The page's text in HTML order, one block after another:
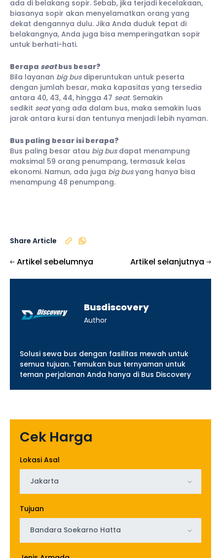
ada di belakang sopir. Sebab, jika terjadi kecelakaan,
biasanya sopir akan menyelamatkan orang yang
dekat dengannya dulu. Jika Anda duduk tepat di
belakangnya, Anda juga bisa memperingatkan sopir
untuk berhati-hati.
Berapa seatbus besar?
Bila layanan big busdiperuntukan untuk peserta
dengan jumlah besar, maka kapasitas yang tersedia
antara 40, 43, 44, hingga 47 seat. Semakin
sedikit seatyang ada dalam bus, maka semakin luas
jarak antara kursi dan tentunya menjadi lebih nyaman.
Bus paling besar isi berapa?
Bus paling besar atau big busdapat menampung
maksimal 59 orang penumpang, termasuk kelas
ekonomi. Namun, ada juga big busyang hanya bisa
menampung 48 penumpang.
Share Article
Artikel sebelumnya Artikel selanjutnya
Busdiscovery
Author
Solusi sewa bus dengan fasilitas mewah untuk
semua tujuan. Temukan bus ternyaman untuk
teman perjalanan Anda hanya di Bus Discovery
Cek Harga
Lokasi Asal
Jakarta
Tujuan
Bandara Soekarno Hatta